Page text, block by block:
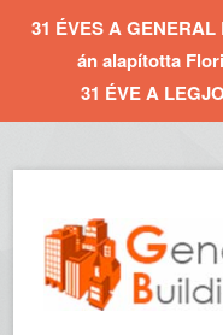
31 ÉVES A
án alapította
31 ÉVE A